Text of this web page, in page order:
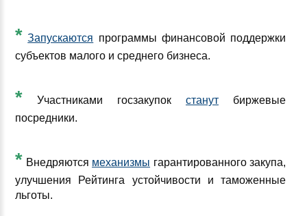
* Запускаются программы финансовой поддержки
субъектов малого и среднего бизнеса.
* Участниками госзакупокстанут биржевые
посредники.
* Внедряются механизмы гарантированного закупа,
улучшения Рейтинга устойчивости и таможенные
льготы.